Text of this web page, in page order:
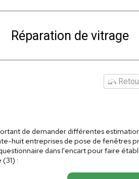
Réparation de vitrage
de demander différentes
huit entreprises de pose de fenêtres
dans l'encart pour faire
: